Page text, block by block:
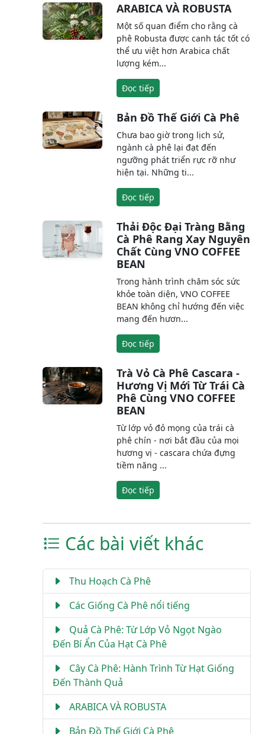
ARABICA VÀ ROBUSTA
Một số quan điểm cho rằng cà
phê Robusta được canh tác tốt có
thể ưu việt hơn Arabica chất
lượng kém...
Đọc tiếp
Bản Đồ Thế Giới Cà Phê
Chưa bao giờ trong lịch sử,
ngành cà phê lại đạt đến
ngưỡng phát triển rực rỡ như
hiện tại. Những ti...
Đọc tiếp
Thải Độc Đại Tràng Bằng
Cà Phê Rang Xay Nguyên
Chất Cùng VNO COFFEE
BEAN
Trong hành trình chăm sóc sức
khỏe toàn diện, VNO COFFEE
BEAN không chỉ hướng đến việc
mang đến hươn...
Đọc tiếp
Trà Vỏ Cà Phê Cascara -
Hương Vị Mới Từ Trái Cà
Phê Cùng VNO COFFEE
BEAN
Từ lớp vỏ đỏ mọng của trái cà
phê chín - nơi bắt đầu của mọi
hương vị - cascara chứa đựng
tiềm năng ...
Đọc tiếp
Các bài viết khác
Thu Hoạch Cà Phê
Các Giống Cà Phê nổi tiếng
Quả Cà Phê: Từ Lớp Vỏ Ngọt Ngào
Đến Bí Ẩn Của Hạt Cà Phê
Cây Cà Phê: Hành Trình Từ Hạt Giống
Đến Thành Quả
ARABICA VÀ ROBUSTA
Bản Đồ Thế Giới Cà Phê